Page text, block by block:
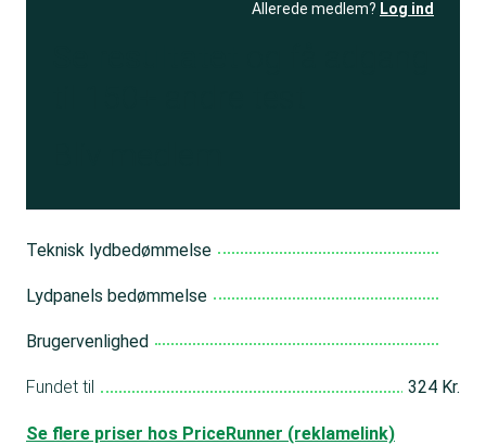
Allerede medlem? Log ind
Teknisk lydbedømmelse
Lydpanels bedømmelse
Brugervenlighed
Fundet til 324 Kr.
Se flere priser hos PriceRunner (reklamelink)